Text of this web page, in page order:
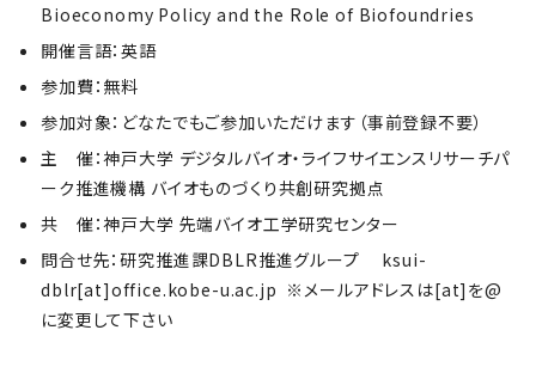
Bioeconomy Policy and the Role of Biofoundries
開催言語：英語
参加費：無料
参加対象：どなたでもご参加いただけます（事前登録不要）
主 催：神戸大学 デジタルバイオ・ライフサイエンスリサーチパ
ーク推進機構 バイオものづくり共創研究拠点
共 催：神戸大学 先端バイオ工学研究センター
問合せ先：研究推進課DBLR推進グループ ksui-
dblr[at]office.kobe-u.ac.jp ※メールアドレスは[at]を@
に変更して下さい